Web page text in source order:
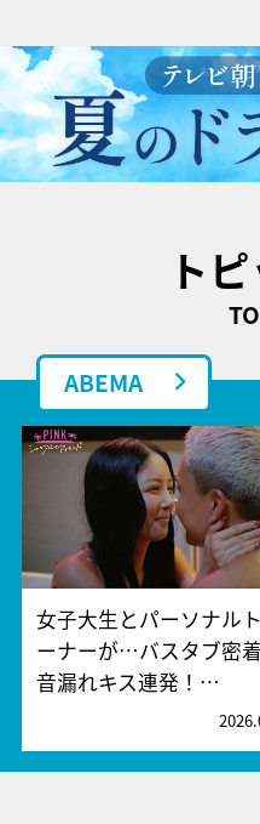
ト
ABEMA
女子大生とパーソナル
ーナーが…バスタブ密
音漏れキス連発！…